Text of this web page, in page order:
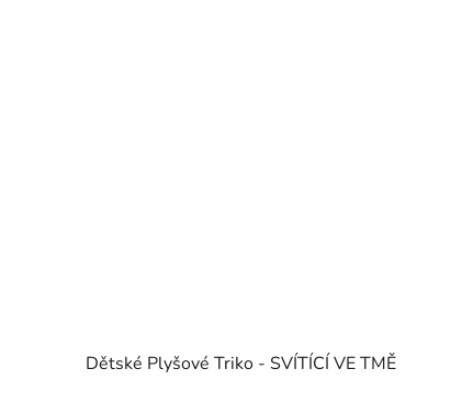
Dětské Plyšové Triko - SVÍTÍCÍ VE TMĚ